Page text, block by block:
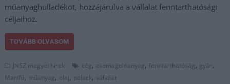
műanyaghulladékot, hozzájárulva a vállalat fenntarthatósági
céljaihoz.
TOVÁBB OLVASOM
JNSZ megyei hírek cég, csomagolóanyag, fenntarthatóság, gyár,
Martfű, műanyag, olaj, palack,vállalat